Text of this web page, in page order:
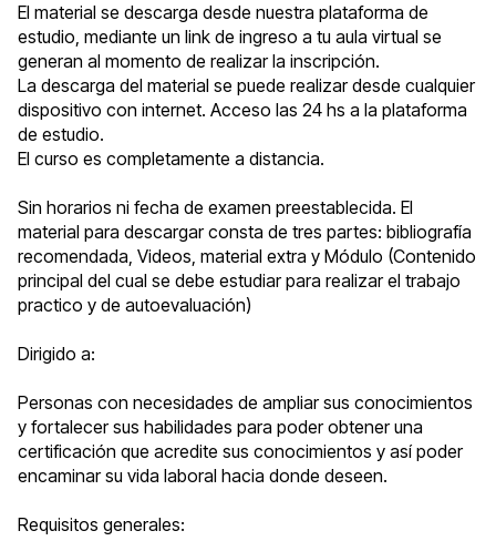
El material se descarga desde nuestra plataforma de
estudio, mediante un link de ingreso a tu aula virtual se
generan al momento de realizar la inscripción.
La descarga del material se puede realizar desde cualquier
dispositivo con internet. Acceso las 24 hs a la plataforma
de estudio.
El curso es completamente a distancia.
Sin horarios ni fecha de examen preestablecida. El
material para descargar consta de tres partes: bibliografía
recomendada, Videos, material extra y Módulo (Contenido
principal del cual se debe estudiar para realizar el trabajo
practico y de autoevaluación)
Dirigido a:
Personas con necesidades de ampliar sus conocimientos
y fortalecer sus habilidades para poder obtener una
certificación que acredite sus conocimientos y así poder
encaminar su vida laboral hacia donde deseen.
Requisitos generales: